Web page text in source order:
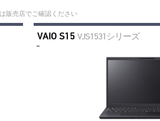
販売店でご確認ください
VAIO S15 VJS1531シリーズ